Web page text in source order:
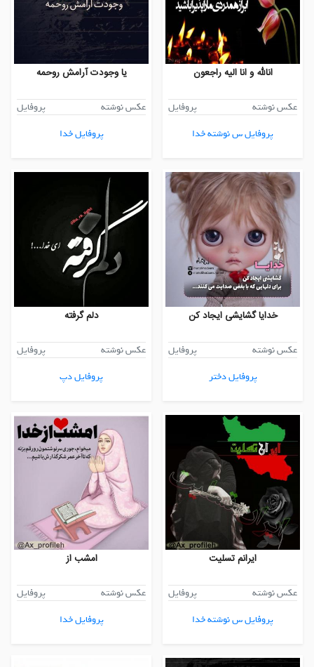
انالله و انا الیه راجعون
عکس نوشته
پروفایل
پروفایل س نوشته خدا
یا وجودت آرامش روحمه
عکس نوشته
پروفایل
پروفایل خدا
خدایا گشایشی ایجاد کن
عکس نوشته
پروفایل
پروفایل دختر
دلم گرفته
عکس نوشته
پروفایل
پروفایل دپ
ایرانم تسلیت
عکس نوشته
پروفایل
پروفایل س نوشته خدا
امشب از
عکس نوشته
پروفایل
پروفایل خدا